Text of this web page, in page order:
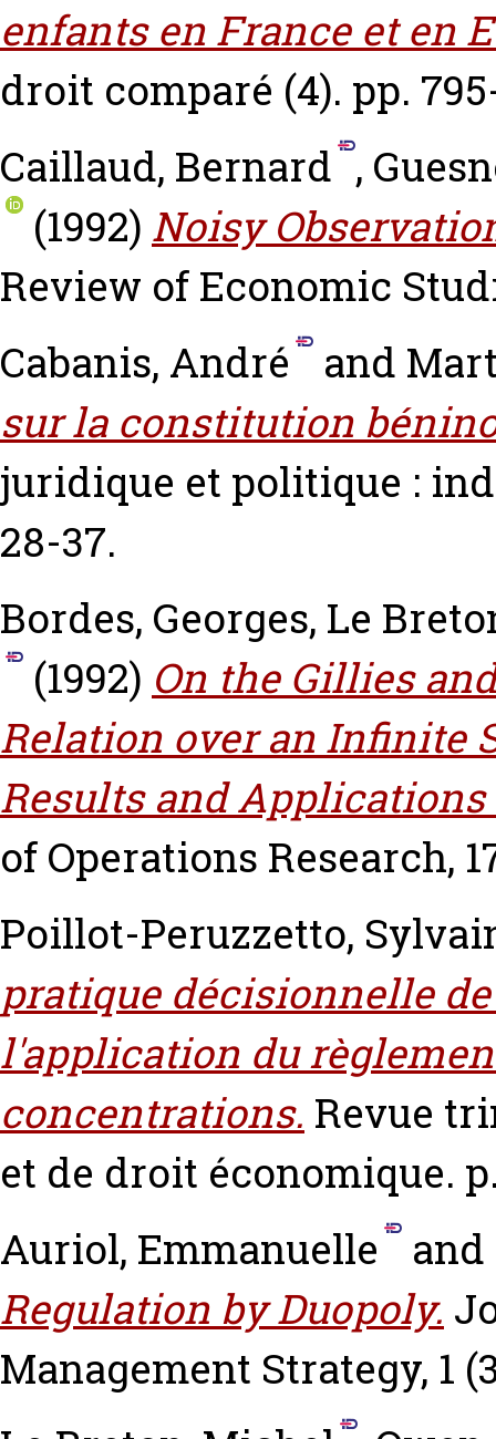
enfants en France et en
droit comparé (4). pp.
Caillaud, Bernard ,
(1992) Noisy
Review of Economic
Cabanis, André
and
sur la constitution
juridique et politique :
28-37.
Bordes, Georges, Le
(1992) On the Gillies
Relation over an Infinite
Results and Applications
of Operations Research,
Poillot-Peruzzetto,
pratique décisionnelle
l'application du
concentrations. Revue
et de droit économique.
Auriol, Emmanuelle
and
Regulation by Duopoly.
Management Strategy, 1